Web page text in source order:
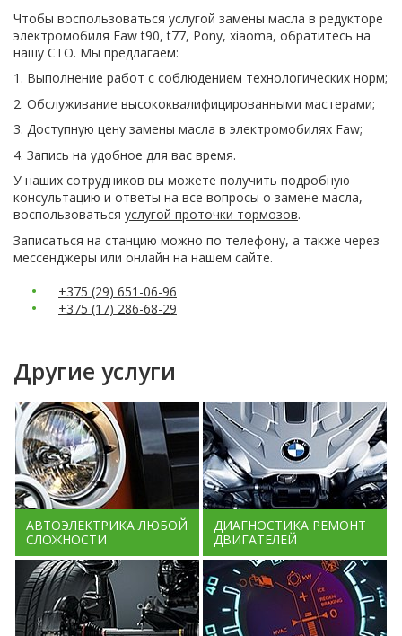
Чтобы воспользоваться услугой замены масла в редукторе
электромобиля Faw t90, t77, Pony, xiaoma, обратитесь на
нашу СТО. Мы предлагаем:
1. Выполнение работ с соблюдением технологических норм;
2. Обслуживание высококвалифицированными мастерами;
3. Доступную цену замены масла в электромобилях Faw;
4. Запись на удобное для вас время.
У наших сотрудников вы можете получить подробную
консультацию и ответы на все вопросы о замене масла,
воспользоваться услугой проточки тормозов.
Записаться на станцию можно по телефону, а также через
мессенджеры или онлайн на нашем сайте.
+375 (29) 651-06-96
+375 (17) 286-68-29
Другие услуги
АВТОЭЛЕКТРИКА ЛЮБОЙ
СЛОЖНОСТИ
ДИАГНОСТИКА РЕМОНТ
ДВИГАТЕЛЕЙ